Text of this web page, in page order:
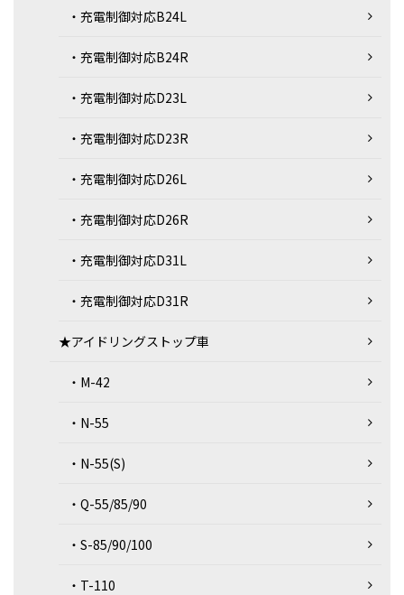
・充電制御対応B24L
・充電制御対応B24R
・充電制御対応D23L
・充電制御対応D23R
・充電制御対応D26L
・充電制御対応D26R
・充電制御対応D31L
・充電制御対応D31R
★アイドリングストップ車
・M-42
・N-55
・N-55(S)
・Q-55/85/90
・S-85/90/100
・T-110